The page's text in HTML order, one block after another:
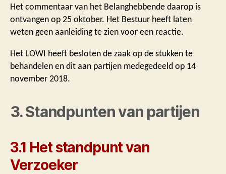
Het commentaar van het Belanghebbende daarop is
ontvangen op 25 oktober. Het Bestuur heeft laten
weten geen aanleiding te zien voor een reactie.
Het LOWI heeft besloten de zaak op de stukken te
behandelen en dit aan partijen medegedeeld op 14
november 2018.
3. Standpunten van partijen
3.1 Het standpunt van
Verzoeker